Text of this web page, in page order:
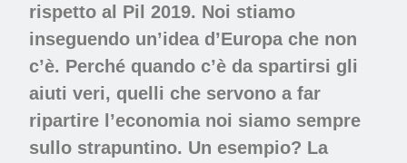
rispetto al Pil 2019. Noi stiamo
inseguendo un’idea d’Europa che non
c’è. Perché quando c’è da spartirsi gli
aiuti veri, quelli che servono a far
ripartire l’economia noi siamo sempre
sullo strapuntino. Un esempio? La